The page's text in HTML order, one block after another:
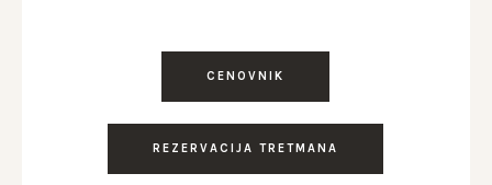
CENOVNIK
REZERVACIJA TRETMANA